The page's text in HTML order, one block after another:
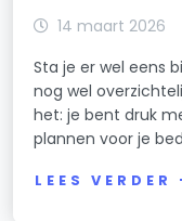
14 maart 2026
Sta je er wel eens
nog wel
het: je bent druk
plannen voor je
LEES VERDER